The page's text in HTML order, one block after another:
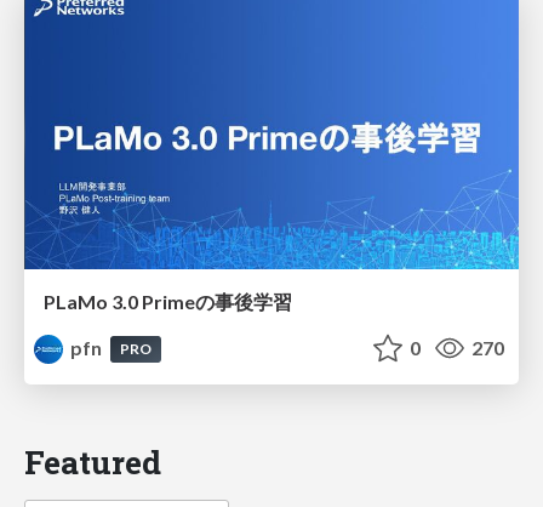
PLaMo 3.0 Primeの事後学習
pfn
PRO 0 270
Featured